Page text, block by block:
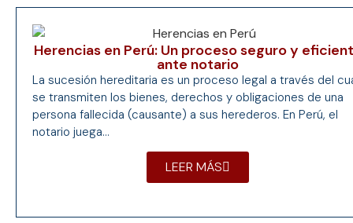
Herencias en Perú: Un proceso seguro y
ante notario
La sucesión hereditaria es un proceso legal a través del
se transmiten los bienes, derechos y obligaciones de una
persona fallecida (causante) a sus herederos. En Perú, el
notario juega...
LEER MÁS